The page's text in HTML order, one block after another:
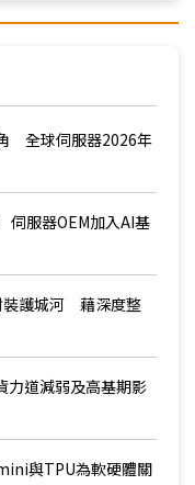
全球伺服器2026年
服器OEM加入AI基
裝護城河 藉深度整
力道減弱及高基期影
與TPU為軟硬體關